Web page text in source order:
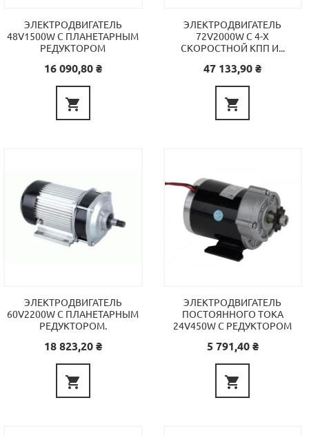
ЭЛЕКТРОДВИГАТЕЛЬ
48V1500W С ПЛАНЕТАРНЫМ
РЕДУКТОРОМ
Цена
16 090,80 ₴

ЭЛЕКТРОДВИГАТЕЛЬ
72V2000W C 4-Х
СКОРОСТНОЙ КПП И...
Цена
47 133,90 ₴

ЭЛЕКТРОДВИГАТЕЛЬ
60V2200W С ПЛАНЕТАРНЫМ
РЕДУКТОРОМ.
Цена
18 823,20 ₴

ЭЛЕКТРОДВИГАТЕЛЬ
ПОСТОЯННОГО ТОКА
24V450W С РЕДУКТОРОМ
Цена
5 791,40 ₴
